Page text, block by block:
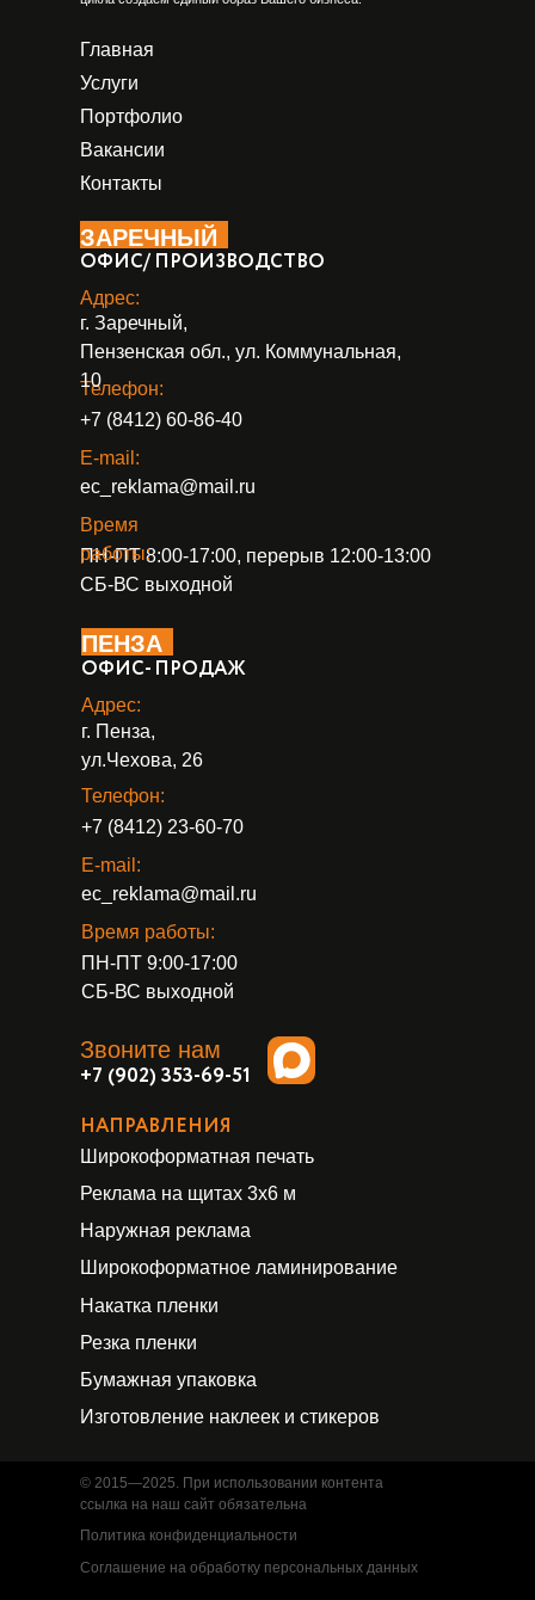
ПЕНЗА
ОФИС- ПРОДАЖ
ПН-ПТ 9:00-17:00
СБ-ВС выходной
Время работы:
ec_reklama@mail.ru
E-mail:
+7 (8412) 23-60-70
Телефон:
г. Пенза,
ул.Чехова, 26
Адрес:
ПН-ПТ 8:00-17:00, перерыв 12:00-13:00
СБ-ВС выходной
Время
работы:
ec_reklama@mail.ru
E-mail:
+7 (8412) 60-86-40
Телефон:
г. Заречный,
Пензенская обл., ул. Коммунальная,
10
Адрес:
ЗАРЕЧНЫЙ
ОФИС/ ПРОИЗВОДСТВО
Звоните нам
+7 (902) 353-69-51
НАПРАВЛЕНИЯ
Бумажная упаковка
Накатка пленки
Резка пленки
Широкоформатное ламинирование
Наружная реклама
Реклама на щитах 3х6 м
Широкоформатная печать
Изготовление наклеек и стикеров
Портфолио
Контакты
Вакансии
Услуги
Главная
Политика конфиденциальности
Соглашение на обработку персональных данных
© 2015—2025. При использовании контента
ссылка на наш сайт обязательна